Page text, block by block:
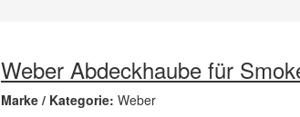
Weber Abdeckhaube für
Marke / Kategorie: Weber